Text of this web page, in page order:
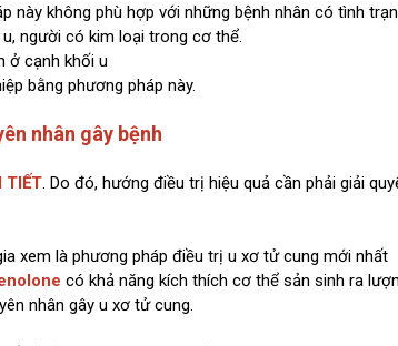
không phù hợp với những bệnh nhân có tình
người có kim loại trong cơ thể.
ở cạnh khối u
bằng phương pháp này.
nhân gây bệnh
TIẾT. Do đó, hướng điều trị hiệu quả cần phải giải
xem là phương pháp điều trị u xơ tử cung mới nhất
có khả năng kích thích cơ thể sản sinh ra
nhân gây u xơ tử cung.